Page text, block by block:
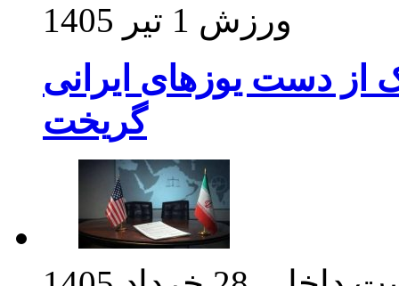
ورزش 1 تیر 1405
از دست یوزهای ایرانی
گریخت